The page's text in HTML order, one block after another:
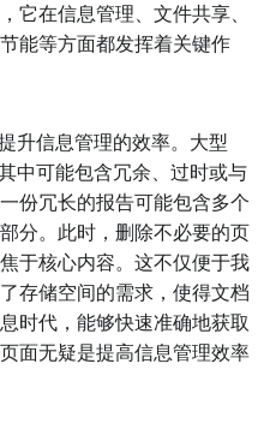
它在信息管理、文件共享、
能等方面都发挥着关键作
升信息管理的效率。大型
中可能包含冗余、过时或与
份冗长的报告可能包含多个
分。此时，删除不必要的页
于核心内容。这不仅便于我
存储空间的需求，使得文档
时代，能够快速准确地获取
面无疑是提高信息管理效率